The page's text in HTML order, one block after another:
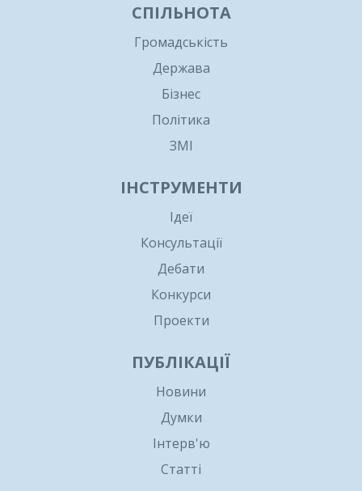
СПІЛЬНОТА
Громадськість
Держава
Бізнес
Політика
ЗМІ
ІНСТРУМЕНТИ
Ідеї
Консультації
Дебати
Конкурси
Проекти
ПУБЛІКАЦІЇ
Новини
Думки
Інтерв'ю
Статті